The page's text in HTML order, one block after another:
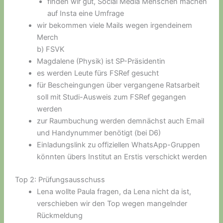
auf Insta eine Umfrage
wir bekommen viele Mails wegen irgendeinem
Merch
b) FSVK
Magdalene (Physik) ist SP-Präsidentin
es werden Leute fürs FSRef gesucht
für Bescheingungen über vergangene Ratsarbeit
soll mit Studi-Ausweis zum FSRef gegangen
werden
zur Raumbuchung werden demnächst auch Email
und Handynummer benötigt (bei D6)
Einladungslink zu offiziellen WhatsApp-Gruppen
könnten übers Institut an Erstis verschickt werden
Top 2: Prüfungsausschuss
Lena wollte Paula fragen, da Lena nicht da ist,
verschieben wir den Top wegen mangelnder
Rückmeldung